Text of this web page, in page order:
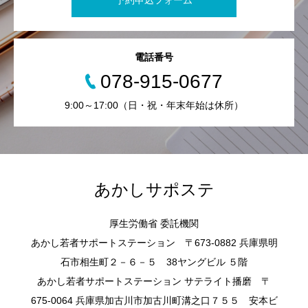
電話番号
078-915-0677
9:00～17:00（日・祝・年末年始は休所）
あかしサポステ
厚生労働省 委託機関
あかし若者サポートステーション 〒673-0882 兵庫県明
石市相生町２－６－５ 38ヤングビル ５階
あかし若者サポートステーション サテライト播磨 〒
675-0064 兵庫県加古川市加古川町溝之口７５５ 安本ビ